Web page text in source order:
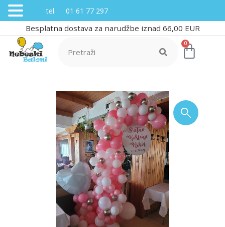
Besplatna dostava za narudžbe iznad 66,00 EUR
0
tel. 01 61 77 297